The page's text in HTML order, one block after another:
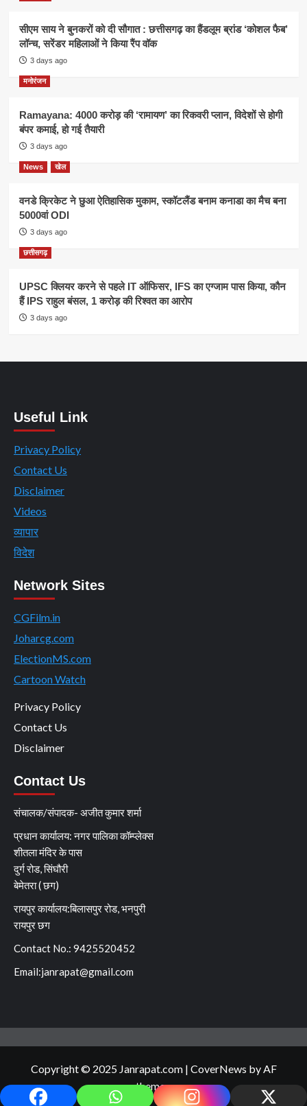
सीएम साय ने बुनकरों को दी सौगात : छत्तीसगढ़ का हैंडलूम ब्रांड ‘कोशल फैब’
लॉन्च, सरेंडर महिलाओं ने किया रैंप वॉक
3 days ago
मनोरंजन
Ramayana: 4000 करोड़ की ‘रामायण’ का रिकवरी प्लान, विदेशों से होगी
बंपर कमाई, हो गई तैयारी
3 days ago
News खेल
वनडे क्रिकेट ने छुआ ऐतिहासिक मुकाम, स्कॉटलैंड बनाम कनाडा का मैच बना
5000वां ODI
3 days ago
छत्तीसगढ़
UPSC क्लियर करने से पहले IT ऑफिसर, IFS का एग्जाम पास किया, कौन
हैं IPS राहुल बंसल, 1 करोड़ की रिश्वत का आरोप
3 days ago
Useful Link
Privacy Policy
Contact Us
Disclaimer
Videos
व्यापार
विदेश
Network Sites
CGFilm.in
Joharcg.com
ElectionMS.com
Cartoon Watch
Privacy Policy
Contact Us
Disclaimer
Contact Us
संचालक/संपादक- अजीत कुमार शर्मा
प्रधान कार्यालय: नगर पालिका कॉम्प्लेक्स
शीतला मंदिर के पास
दुर्ग रोड, सिंघौरी
बेमेतरा ( छग)
रायपुर कार्यालय:बिलासपुर रोड, भनपुरी
रायपुर छग
Contact No.: 9425520452
Email:janrapat@gmail.com
Copyright © 2025 Janrapat.com | CoverNews by AF
themes.